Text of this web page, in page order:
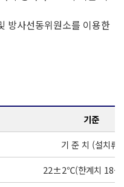
방사선동위원소를 이용한
기준
기 준 치 (설치류)
22±2℃(한계치